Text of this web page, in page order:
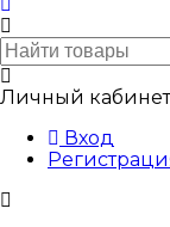
Личный кабинет
Вход